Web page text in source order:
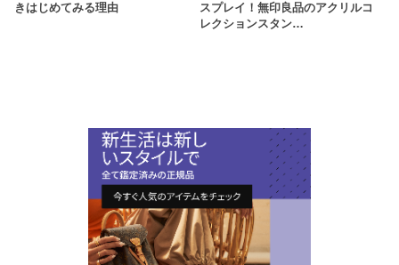
きはじめてみる理由
スプレイ！無印良品のアクリルコ
レクションスタン…